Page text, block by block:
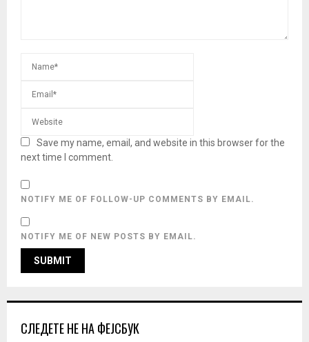
Save my name, email, and website in this browser for the
next time I comment.
NOTIFY ME OF FOLLOW-UP COMMENTS BY EMAIL.
NOTIFY ME OF NEW POSTS BY EMAIL.
СЛЕДЕТЕ НЕ НА ФЕЈСБУК